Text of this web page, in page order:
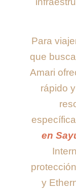
Para
que
Amari
rápido
en
y